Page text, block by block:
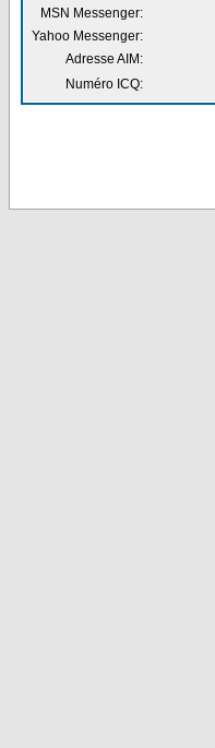
MSN Messenger:
Yahoo Messenger:
Adresse AIM:
Numéro ICQ: